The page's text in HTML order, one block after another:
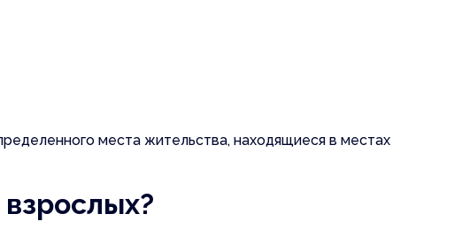
места жительства, находящиеся в местах